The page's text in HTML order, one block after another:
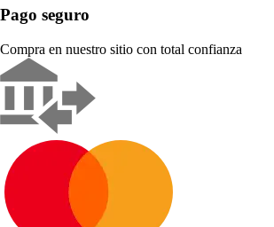
Pago seguro
Compra en nuestro sitio con total confianza